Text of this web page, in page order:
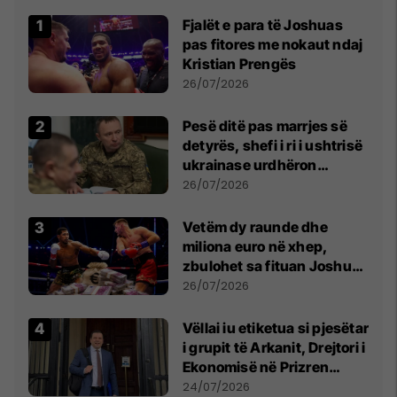
Fjalët e para të Joshuas
pas fitores me nokaut ndaj
Kristian Prengës
26/07/2026
Pesë ditë pas marrjes së
detyrës, shefi i ri i ushtrisë
ukrainase urdhëron
kontroll të madh
26/07/2026
Vetëm dy raunde dhe
miliona euro në xhep,
zbulohet sa fituan Joshua
e Prenga
26/07/2026
Vëllai iu etiketua si pjesëtar
i grupit të Arkanit, Drejtori i
Ekonomisë në Prizren
mohon pretendimet
24/07/2026